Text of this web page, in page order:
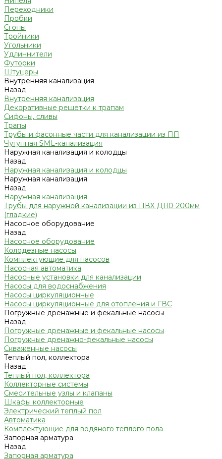
Переходники
Пробки
Сгоны
Тройники
Угольники
Удлиннители
Футорки
Штуцеры
Внутренняя канализация
Назад
Внутренняя канализация
Декоративные решетки к трапам
Сифоны, сливы
Трапы
Трубы и фасонные части для канализации из ПП
Чугунная SML-канализация
Наружная канализация и колодцы
Назад
Наружная канализация и колодцы
Наружная канализация
Назад
Наружная канализация
Трубы для наружной канализации из ПВХ Д110-200мм
(гладкие)
Насосное оборудование
Назад
Насосное оборудование
Колодезные насосы
Комплектующие для насосов
Насосная автоматика
Насосные установки для канализации
Насосы для водоснабжения
Насосы циркуляционные
Насосы циркуляционные для отопления и ГВС
Погружные дренажные и фекальные насосы
Назад
Погружные дренажные и фекальные насосы
Погружные дренажно-фекальные насосы
Скваженные насосы
Теплый пол, коллектора
Назад
Теплый пол, коллектора
Коллекторные системы
Смесительные узлы и клапаны
Шкафы коллекторные
Электрический теплый пол
Автоматика
Комплектующие для водяного теплого пола
Запорная арматура
Назад
Запорная арматура